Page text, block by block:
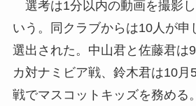
選考は1分以内の動画を撮影
いう。同クラブからは10人が申
選出された。中山君と佐藤君は
カ対ナミビア戦、鈴木君は10月
戦でマスコットキッズを務める。